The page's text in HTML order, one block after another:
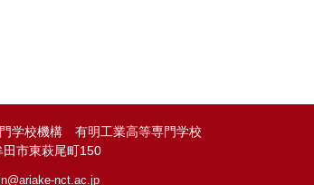
学校機構 有明工業高等専門学校
市東萩尾町150
ariake-nct.ac.jp